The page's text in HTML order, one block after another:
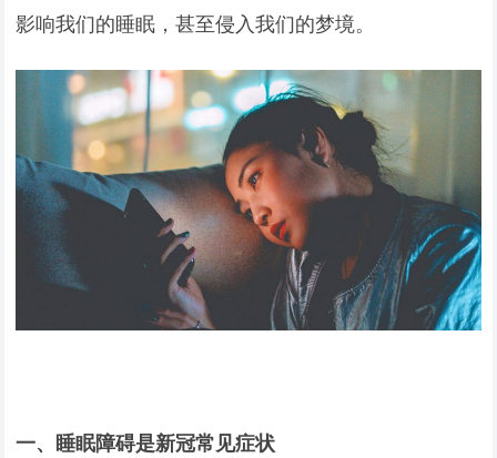
影响我们的睡眠，甚至侵入我们的梦境。
一、睡眠障碍是新冠常见症状